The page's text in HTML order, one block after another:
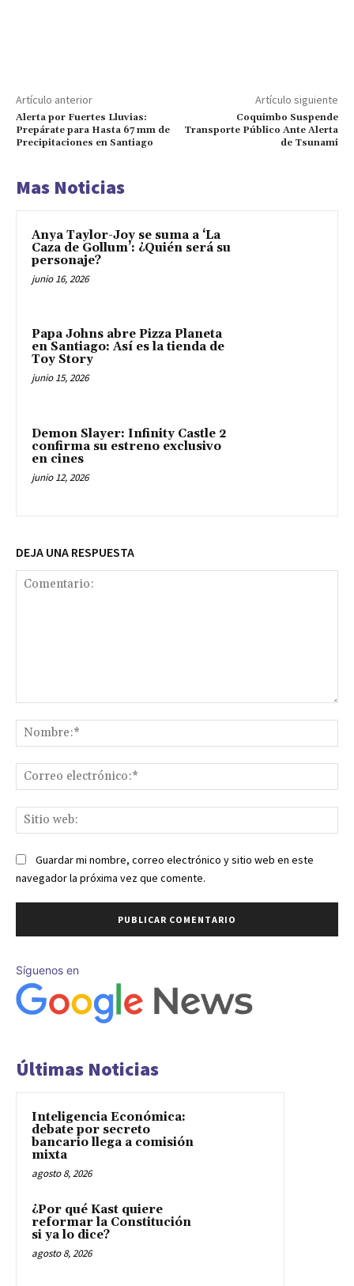
Artículo anterior
Alerta por Fuertes Lluvias:
Prepárate para Hasta 67 mm de
Precipitaciones en Santiago
Artículo siguiente
Coquimbo Suspende
Transporte Público Ante Alerta
de Tsunami
Mas Noticias
Anya Taylor-Joy se suma a ‘La
Caza de Gollum’: ¿Quién será su
personaje?
junio 16, 2026
Papa Johns abre Pizza Planeta
en Santiago: Así es la tienda de
Toy Story
junio 15, 2026
Demon Slayer: Infinity Castle 2
confirma su estreno exclusivo
en cines
junio 12, 2026
DEJA UNA RESPUESTA
Guardar mi nombre, correo electrónico y sitio web en este
navegador la próxima vez que comente.
Síguenos en
Últimas Noticias
Inteligencia Económica:
debate por secreto
bancario llega a comisión
mixta
agosto 8, 2026
¿Por qué Kast quiere
reformar la Constitución
si ya lo dice?
agosto 8, 2026